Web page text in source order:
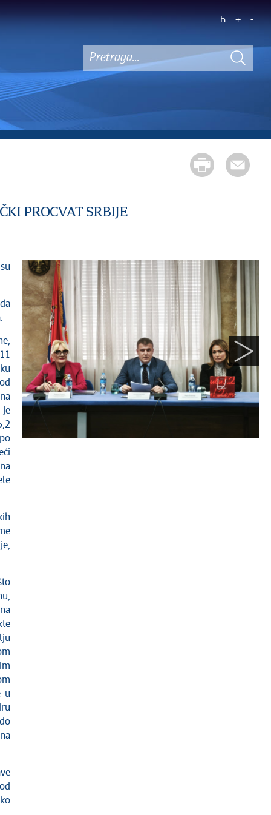
Ћ + -
PROCVAT SRBIJE
je
u